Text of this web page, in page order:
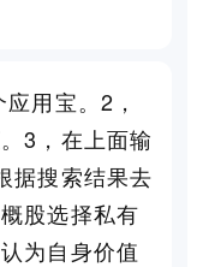
用宝。2，
3，在上面输
据搜索结果去
股选择私有
为自身价值